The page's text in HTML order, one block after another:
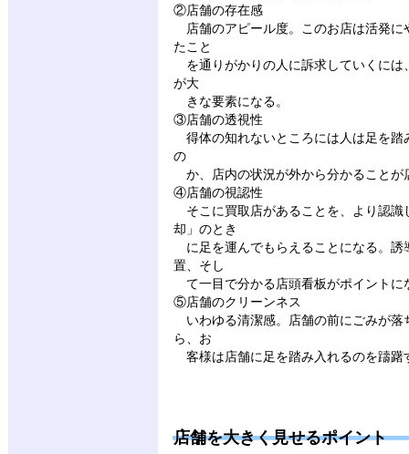
②店舗の存在感
店舗のアピール度。このお店は活発に
たこと
を通りがかりの人に訴求していくには
が大
きな要素になる。
③店舗の透視性
得体の知れないところには人は足を踏
の
か、店内の状況が外から分かることが
④店舗の視認性
そこに買取店があることを、より認識
却」のとき
に足を運んでもらえることになる。誘
置、そし
て一目で分かる店頭看板がポイントに
⑤店舗のクリーンネス
いわゆる清潔感。店舗の前にごみが落
ら、お
客様は店舗に足を踏み入れるのを躊躇
店舗を大きく見せるポイント